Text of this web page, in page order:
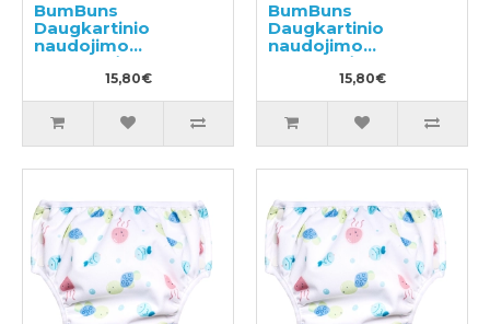
BumBuns
Daugkartinio
naudojimo
sauskelnės
plaukimui ir tualeto
mokymui L 14-20kg
15,80€
BumBuns
Daugkartinio
naudojimo
sauskelnės
plaukimui ir tualeto
mokymui S 8-11kg
15,80€